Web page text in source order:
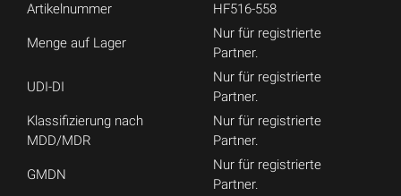
Artikelnummer HF516-558
Menge auf Lager
Nur für registrierte
Partner.
UDI-DI
Nur für registrierte
Partner.
Klassifizierung nach
MDD/MDR
Nur für registrierte
Partner.
GMDN
Nur für registrierte
Partner.